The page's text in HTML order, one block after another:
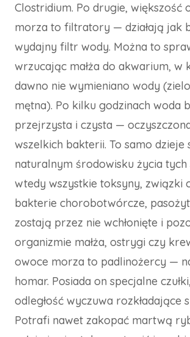
Clostridium. Po drugie, większość
morza to filtratory — działają jak
wydajny filtr wody. Można to
wrzucając małża do akwarium, w
dawno nie wymieniano wody
mętna). Po kilku godzinach woda
przejrzysta i czysta —
wszelkich bakterii. To samo dzieje
naturalnym środowisku życia
wtedy wszystkie toksyny, związki
bakterie chorobotwórcze,
zostają przez nie wchłonięte i
organizmie małża, ostrygi czy
owoce morza to padlinożercy —
homar. Posiada on specjalne
odległość wyczuwa rozkładające
Potrafi nawet zakopać martwą